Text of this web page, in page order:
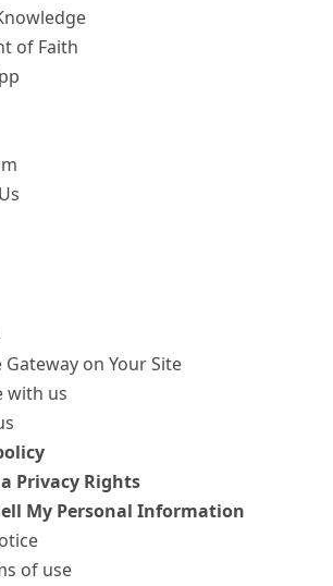
of Faith
Gateway on Your Site
with us
Privacy Rights
My Personal Information
of use